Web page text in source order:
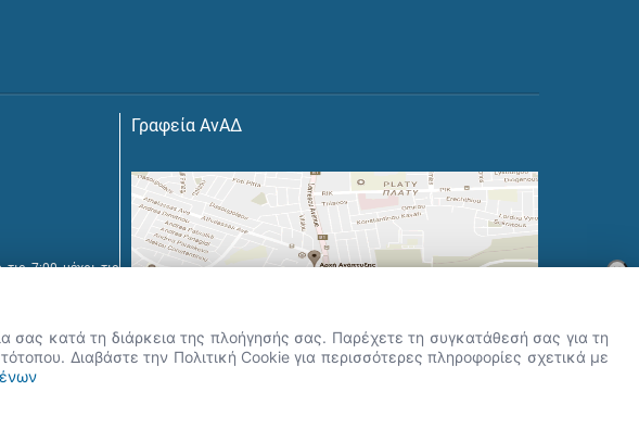
7:00 μέχρι τις
Γραφεία ΑνΑΔ
×
σήμερα.
σας κατά τη διάρκεια της πλοήγησής σας. Παρέχετε τη συγκατάθεσή σας για τη
Διαβάστε την Πολιτική Cookie για περισσότερες πληροφορίες σχετικά με